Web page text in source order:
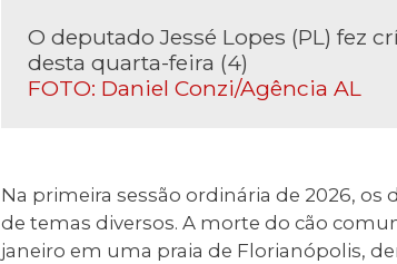
O deputado Jessé Lopes (PL) fez
desta quarta-feira (4)
FOTO: Daniel Conzi/Agência AL
Na primeira sessão ordinária de 2026,
de temas diversos. A morte do cão
janeiro em uma praia de Florianópolis,